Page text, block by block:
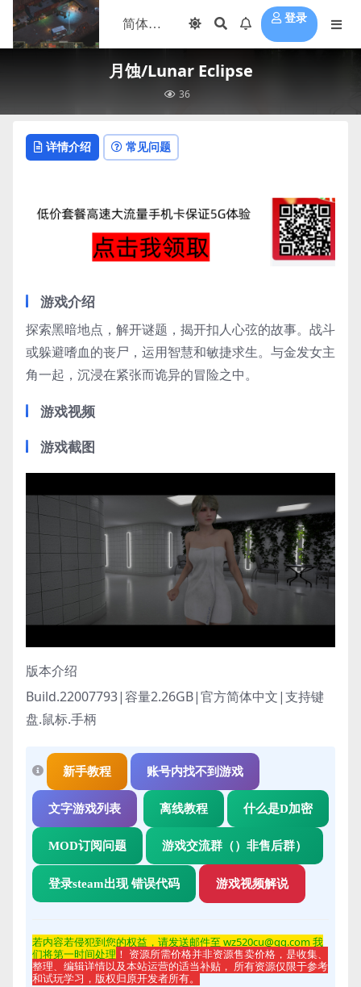
登录
月蚀/Lunar Eclipse
36
详情介绍 常见问题
游戏介绍
探索黑暗地点，解开谜题，揭开扣人心弦的故事。战斗
或躲避嗜血的丧尸，运用智慧和敏捷求生。与金发女主
角一起，沉浸在紧张而诡异的冒险之中。
游戏视频
游戏截图
版本介绍
Build.22007793|容量2.26GB|官方简体中文|支持键
盘.鼠标.手柄
新手教程 账号内找不到游戏
文字游戏列表 离线教程 什么是D加密
MOD订阅问题 游戏交流群（）非售后群）
登录steam出现 错误代码 游戏视频解说
若内容若侵犯到您的权益，请发送邮件至 wz520cu@qq.com 我
们将第一时间处理 ！ 资源所需价格并非资源售卖价格，是收集、
整理、编辑详情以及本站运营的适当补贴， 所有资源仅限于参考
和试玩学习，版权归原开发者所有。